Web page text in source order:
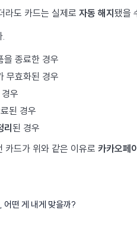
라도 카드는 실제로 자동 해지 됐을
.
종료한 경우
무효화된 경우
우
된 경우
리 된 경우
카드가 위와 같은 이유로 카카오페
떤 게 내게 맞을까?